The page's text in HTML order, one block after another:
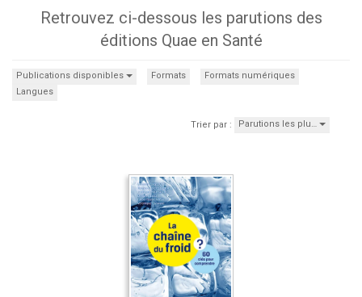
Retrouvez ci-dessous les parutions des
éditions Quae en Santé
Publications disponibles Formats
Formats numériques
Langues
Trier par : Parutions les plu…